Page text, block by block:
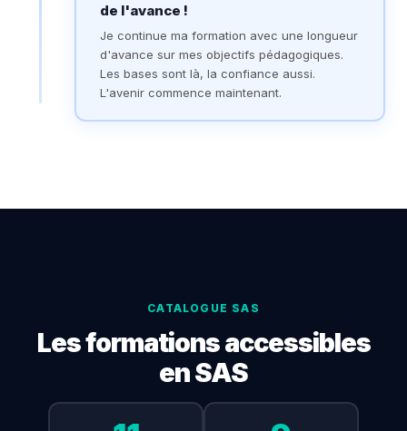
de l'avance !
Je continue ma formation avec une longueur
d'avance sur mes objectifs pédagogiques.
Les bases sont là, la confiance aussi.
L'avenir commence maintenant.
CATALOGUE SAS
Les formations accessibles
en SAS